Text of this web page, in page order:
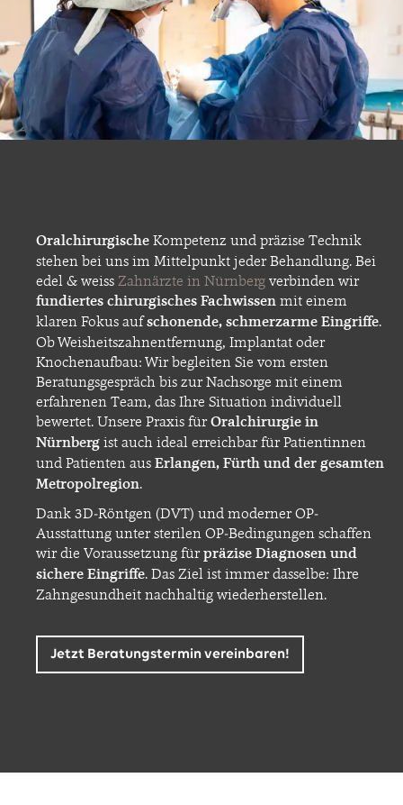
Oralchirurgische Kompetenz und präzise Technik
stehen bei uns im Mittelpunkt jeder Behandlung. Bei
edel & weiss Zahnärzte in Nürnberg verbinden wir
fundiertes chirurgisches Fachwissen mit einem
klaren Fokus aufschonende, schmerzarme Eingriffe.
Ob Weisheitszahnentfernung, Implantat oder
Knochenaufbau: Wir begleiten Sie vom ersten
Beratungsgespräch bis zur Nachsorge mit einem
erfahrenen Team, das Ihre Situation individuell
bewertet. Unsere Praxis fürOralchirurgie in
Nürnberg ist auch ideal erreichbar für Patientinnen
und Patienten aus Erlangen, Fürth und der gesamten
Metropolregion.
Dank 3D-Röntgen (DVT) und moderner OP-
Ausstattung unter sterilen OP-Bedingungen schaffen
wir die Voraussetzung fürpräzise Diagnosen und
sichere Eingriffe. Das Ziel ist immer dasselbe: Ihre
Zahngesundheit nachhaltig wiederherstellen.
Jetzt Beratungstermin vereinbaren!